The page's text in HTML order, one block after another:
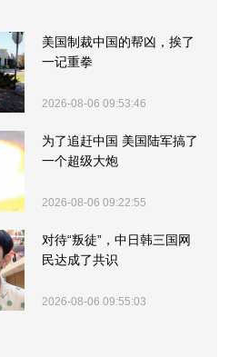
美国制裁中国的帮凶，挨了
一记重拳
2026-08-06 09:53:46
为了追赶中国 美国陆军搞了
一个超级大炮
2026-08-06 09:22:55
对待“叛徒”，中日韩三国网
民达成了共识
2026-08-06 09:55:03